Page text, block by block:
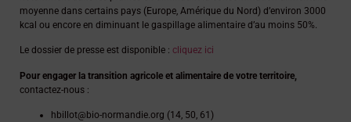
moyenne dans certains pays (Europe, Amérique du Nord) d’environ 3000
kcal ou encore en diminuant le gaspillage alimentaire d’au moins 50%.
Le dossier de presse est disponible : cliquez ici
Pour engager la transition agricole et alimentaire de votre territoire,
contactez-nous :
hbillot@bio-normandie.org (14, 50, 61)